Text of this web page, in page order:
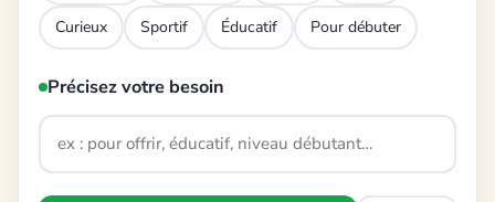
Curieux Sportif Éducatif Pour débuter
Précisez votre besoin